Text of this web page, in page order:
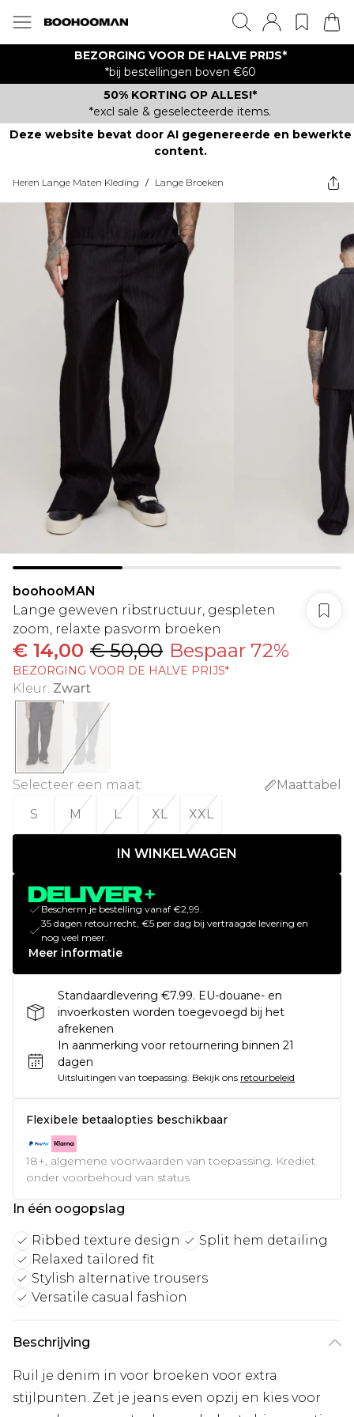
BEZORGING VOOR DE HALVE PRIJS*
*bij bestellingen boven €60
50% KORTING OP ALLES!*
*excl sale & geselecteerde items.
Deze website bevat door AI gegenereerde en bewerkte
content.
Heren Lange Maten Kleding / Lange Broeken
boohooMAN
Lange geweven ribstructuur, gespleten
zoom, relaxte pasvorm broeken
€ 14,00 € 50,00 Bespaar 72%
BEZORGING VOOR DE HALVE PRIJS*
Kleur: Zwart
Selecteer een maat:
Maattabel
S
M L XL XXL
IN WINKELWAGEN
Bescherm je bestelling vanaf €2,99.
35 dagen retourrecht, €5 per dag bij vertraagde levering en
nog veel meer.
Meer informatie
Standaardlevering €7.99. EU-douane- en
invoerkosten worden toegevoegd bij het
afrekenen
In aanmerking voor retournering binnen 21
dagen
Uitsluitingen van toepassing. Bekijk ons retourbeleid
Flexibele betaalopties beschikbaar
18+, algemene voorwaarden van toepassing. Krediet
onder voorbehoud van status
In één oogopslag
Ribbed texture design
Split hem detailing
Relaxed tailored fit
Stylish alternative trousers
Versatile casual fashion
Beschrijving
Ruil je denim in voor broeken voor extra
stijlpunten. Zet je jeans even opzij en kies voor